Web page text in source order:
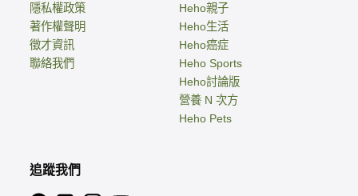
隱私權政策
著作權聲明
徵才資訊
聯絡我們
Heho親子
Heho生活
Heho癌症
Heho Sports
Heho討論版
營養 N 次方
Heho Pets
追蹤我們